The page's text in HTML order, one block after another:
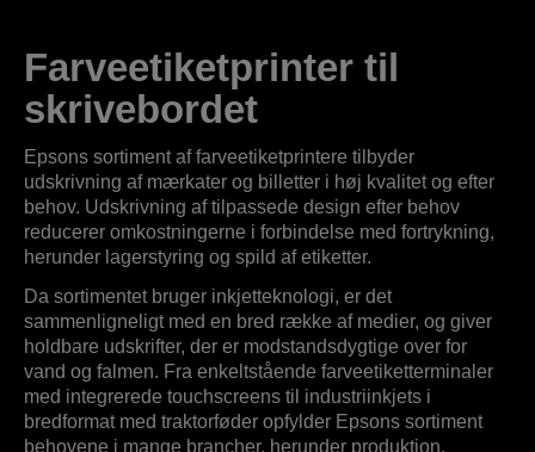
Farveetiketprinter til
skrivebordet
Epsons sortiment af farveetiketprintere tilbyder
udskrivning af mærkater og billetter i høj kvalitet og efter
behov. Udskrivning af tilpassede design efter behov
reducerer omkostningerne i forbindelse med fortrykning,
herunder lagerstyring og spild af etiketter.
Da sortimentet bruger inkjetteknologi, er det
sammenligneligt med en bred række af medier, og giver
holdbare udskrifter, der er modstandsdygtige over for
vand og falmen. Fra enkeltstående farveetiketterminaler
med integrerede touchscreens til industriinkjets i
bredformat med traktorføder opfylder Epsons sortiment
behovene i mange brancher, herunder produktion,